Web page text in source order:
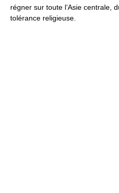
régner sur toute l’Asie centrale,
tolérance religieuse.